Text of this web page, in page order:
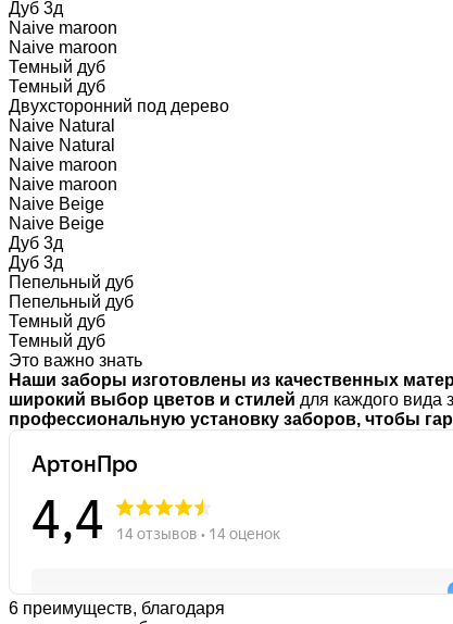
Дуб 3д
Naive maroon
Naive maroon
Темный дуб
Темный дуб
Двухсторонний под дерево
Naive Natural
Naive Natural
Naive maroon
Naive maroon
Naive Beige
Naive Beige
Дуб 3д
Дуб 3д
Пепельный дуб
Пепельный дуб
Темный дуб
Темный дуб
Это важно знать
Наши заборы изготовлены из качественных
широкий выбор цветов и стилей для каждого вида
профессиональную установку заборов, чтобы
6 преимуществ, благодаря